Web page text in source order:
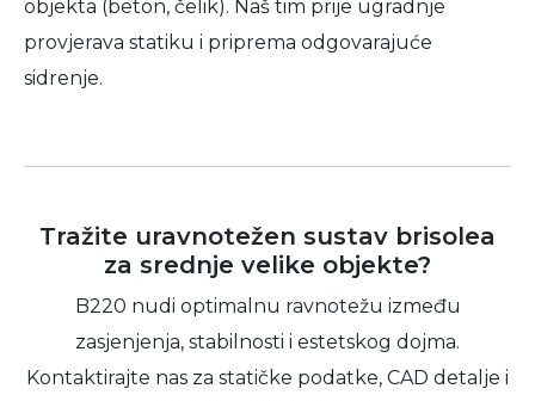
objekta (beton, čelik). Naš tim prije ugradnje
provjerava statiku i priprema odgovarajuće
sidrenje.
Tražite uravnotežen sustav brisolea
za srednje velike objekte?
B220 nudi optimalnu ravnotežu između
zasjenjenja, stabilnosti i estetskog dojma.
Kontaktirajte nas za statičke podatke, CAD detalje i